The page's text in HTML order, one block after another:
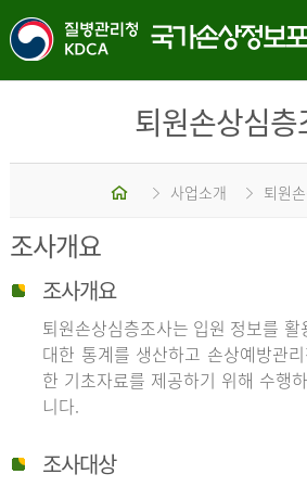
퇴원손상심층
홈 사업소개 퇴원
조사개요
조사개요
퇴원손상심층조사는 입원 정보를
대한 통계를 생산하고 손상예방관
한 기초자료를 제공하기 위해 수행
니다.
조사대상